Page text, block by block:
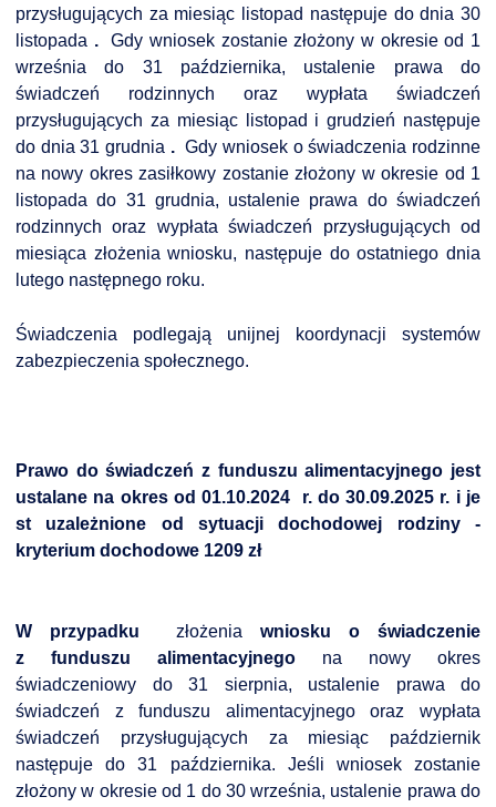
CZYSTE POWIETRZE
EWIDENCJA EMISYJNOŚCI BUDYNKÓW (CEEB)
przysługujących za miesiąc listopad następuje do dnia 30
listopada .
Gdy wniosek zostanie złożony w okresie od 1
września do 31 października, ustalenie prawa do
świadczeń rodzinnych oraz wypłata świadczeń
przysługujących za miesiąc listopad i grudzień następuje
do dnia 31 grudnia . Gdy wniosek o świadczenia rodzinne
na nowy okres zasiłkowy zostanie złożony w okresie od 1
listopada do 31 grudnia, ustalenie prawa do świadczeń
rodzinnych oraz wypłata świadczeń przysługujących od
miesiąca złożenia wniosku, następuje do ostatniego dnia
lutego następnego roku.
Świadczenia podlegają unijnej koordynacji systemów
zabezpieczenia społecznego.
Prawo do świadczeń z funduszu alimentacyjnego jest
ustalane na okres od 01.10.2024
r. do 30.09.2025 r. i je
st uzależnione od sytuacji dochodowej rodziny -
kryterium dochodowe 1209 zł
W przypadku złożenia wniosku o świadczenie
z funduszu alimentacyjnego
na nowy okres
świadczeniowy do 31 sierpnia, ustalenie prawa do
świadczeń z funduszu alimentacyjnego oraz wypłata
świadczeń przysługujących za miesiąc październik
następuje do 31 października. Jeśli wniosek zostanie
złożony w okresie od 1 do 30 września, ustalenie prawa do